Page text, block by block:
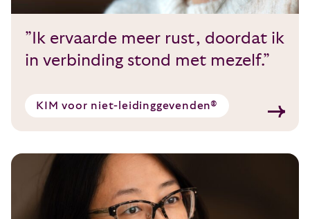
”Ik ervaarde meer rust, doordat ik
in verbinding stond met mezelf.”
KIM voor niet-leidinggevenden®